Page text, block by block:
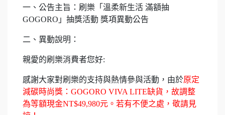
一、公告主旨：刷樂「溫柔新生活 滿額抽
GOGORO」抽獎活動 獎項異動公告
二、異動說明：
親愛的刷樂消費者您好:
感謝大家對刷樂的支持與熱情參與活動，由於原定
減碳時尚獎：GOGORO VIVA LITE缺貨，故調整
為等額現金NT$49,980元。若有不便之處，敬請見